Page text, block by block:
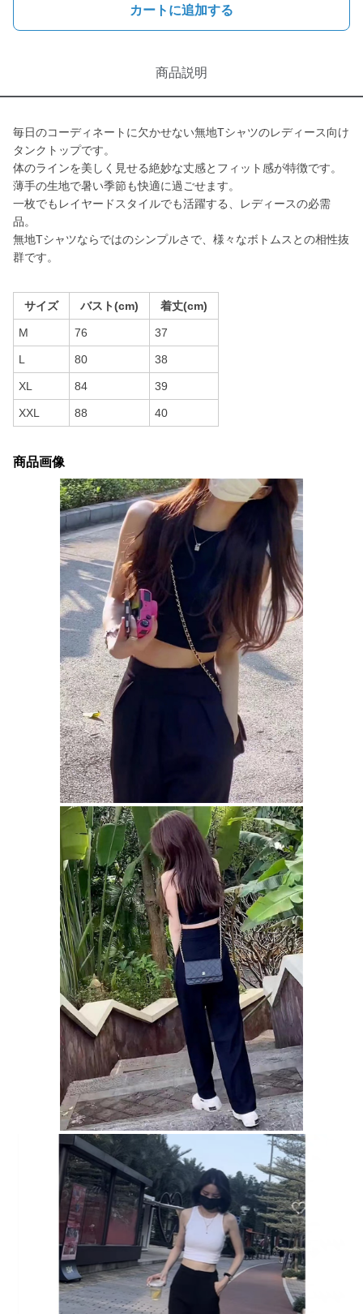
カートに追加する
商品説明
毎日のコーディネートに欠かせない無地Tシャツのレディース向け
タンクトップです。
体のラインを美しく見せる絶妙な丈感とフィット感が特徴です。
薄手の生地で暑い季節も快適に過ごせます。
一枚でもレイヤードスタイルでも活躍する、レディースの必需
品。
無地Tシャツならではのシンプルさで、様々なボトムスとの相性抜
群です。
サイズ バスト(cm) 着丈(cm)
M 76 37
L 80 38
XL 84 39
XXL 88 40
商品画像